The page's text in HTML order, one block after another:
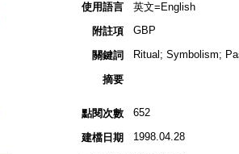
使用語言
英文=English
附註項
GBP
關鍵詞 Ritual; Symbolism;
摘要
點閱次數 652
建檔日期 1998.04.28